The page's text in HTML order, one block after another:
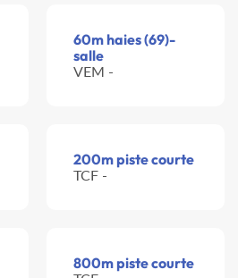
60m haies (69)-
salle
VEM -
200m piste courte
TCF -
800m piste courte